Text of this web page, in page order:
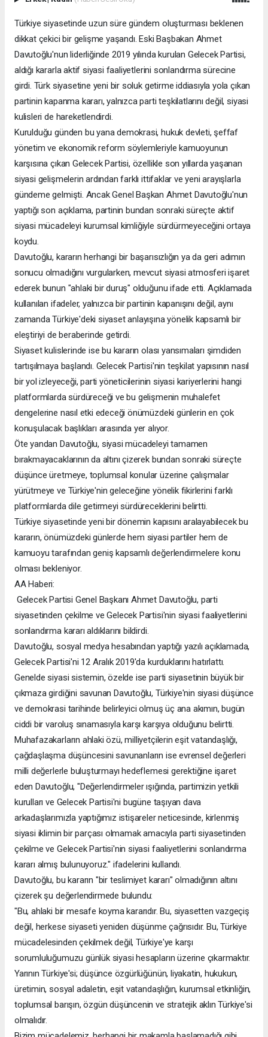
Türkiye siyasetinde uzun süre gündem oluşturması beklenen
dikkat çekici bir gelişme yaşandı. Eski Başbakan Ahmet
Davutoğlu'nun liderliğinde 2019 yılında kurulan Gelecek Partisi,
aldığı kararla aktif siyasi faaliyetlerini sonlandırma sürecine
girdi. Türk siyasetine yeni bir soluk getirme iddiasıyla yola çıkan
partinin kapanma kararı, yalnızca parti teşkilatlarını değil, siyasi
kulisleri de hareketlendirdi.
Kurulduğu günden bu yana demokrasi, hukuk devleti, şeffaf
yönetim ve ekonomik reform söylemleriyle kamuoyunun
karşısına çıkan Gelecek Partisi, özellikle son yıllarda yaşanan
siyasi gelişmelerin ardından farklı ittifaklar ve yeni arayışlarla
gündeme gelmişti. Ancak Genel Başkan Ahmet Davutoğlu'nun
yaptığı son açıklama, partinin bundan sonraki süreçte aktif
siyasi mücadeleyi kurumsal kimliğiyle sürdürmeyeceğini ortaya
koydu.
Davutoğlu, kararın herhangi bir başarısızlığın ya da geri adımın
sonucu olmadığını vurgularken, mevcut siyasi atmosferi işaret
ederek bunun "ahlaki bir duruş" olduğunu ifade etti. Açıklamada
kullanılan ifadeler, yalnızca bir partinin kapanışını değil, aynı
zamanda Türkiye'deki siyaset anlayışına yönelik kapsamlı bir
eleştiriyi de beraberinde getirdi.
Siyaset kulislerinde ise bu kararın olası yansımaları şimdiden
tartışılmaya başlandı. Gelecek Partisi'nin teşkilat yapısının nasıl
bir yol izleyeceği, parti yöneticilerinin siyasi kariyerlerini hangi
platformlarda sürdüreceği ve bu gelişmenin muhalefet
dengelerine nasıl etki edeceği önümüzdeki günlerin en çok
konuşulacak başlıkları arasında yer alıyor.
Öte yandan Davutoğlu, siyasi mücadeleyi tamamen
bırakmayacaklarının da altını çizerek bundan sonraki süreçte
düşünce üretmeye, toplumsal konular üzerine çalışmalar
yürütmeye ve Türkiye'nin geleceğine yönelik fikirlerini farklı
platformlarda dile getirmeyi sürdüreceklerini belirtti.
Türkiye siyasetinde yeni bir dönemin kapısını aralayabilecek bu
kararın, önümüzdeki günlerde hem siyasi partiler hem de
kamuoyu tarafından geniş kapsamlı değerlendirmelere konu
olması bekleniyor.
AA Haberi:
Gelecek Partisi Genel Başkanı Ahmet Davutoğlu, parti
siyasetinden çekilme ve Gelecek Partisi'nin siyasi faaliyetlerini
sonlandırma kararı aldıklarını bildirdi.
Davutoğlu, sosyal medya hesabından yaptığı yazılı açıklamada,
Gelecek Partisi'ni 12 Aralık 2019'da kurduklarını hatırlattı.
Genelde siyasi sistemin, özelde ise parti siyasetinin büyük bir
çıkmaza girdiğini savunan Davutoğlu, Türkiye'nin siyasi düşünce
ve demokrasi tarihinde belirleyici olmuş üç ana akımın, bugün
ciddi bir varoluş sınamasıyla karşı karşıya olduğunu belirtti.
Muhafazakarların ahlaki özü, milliyetçilerin eşit vatandaşlığı,
çağdaşlaşma düşüncesini savunanların ise evrensel değerleri
milli değerlerle buluşturmayı hedeflemesi gerektiğine işaret
eden Davutoğlu, "Değerlendirmeler ışığında, partimizin yetkili
kurulları ve Gelecek Partisi'ni bugüne taşıyan dava
arkadaşlarımızla yaptığımız istişareler neticesinde, kirlenmiş
siyasi iklimin bir parçası olmamak amacıyla parti siyasetinden
çekilme ve Gelecek Partisi'nin siyasi faaliyetlerini sonlandırma
kararı almış bulunuyoruz." ifadelerini kullandı.
Davutoğlu, bu kararın "bir teslimiyet kararı" olmadığının altını
çizerek şu değerlendirmede bulundu:
"Bu, ahlaki bir mesafe koyma kararıdır. Bu, siyasetten vazgeçiş
değil, herkese siyaseti yeniden düşünme çağrısıdır. Bu, Türkiye
mücadelesinden çekilmek değil, Türkiye'ye karşı
sorumluluğumuzu günlük siyasi hesapların üzerine çıkarmaktır.
Yarının Türkiye'si; düşünce özgürlüğünün, liyakatin, hukukun,
üretimin, sosyal adaletin, eşit vatandaşlığın, kurumsal etkinliğin,
toplumsal barışın, özgün düşüncenin ve stratejik aklın Türkiye'si
olmalıdır.